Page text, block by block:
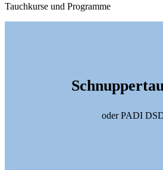
Tauchkurse und Programme
oder PADI